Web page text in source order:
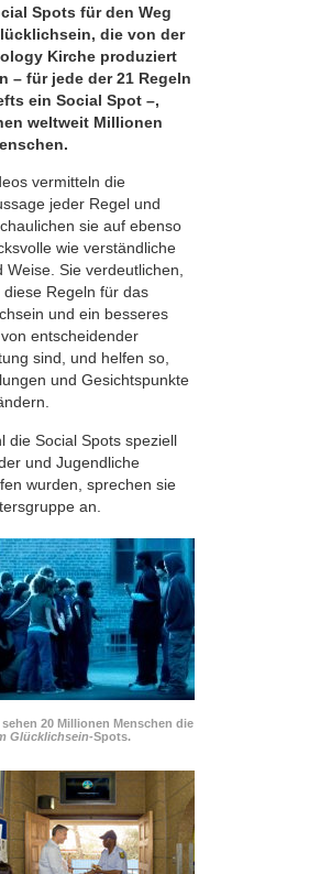
Spots für den Weg
die von der
Kirche produziert
– für jede der 21 Regeln
ein Social Spot –,
weltweit Millionen
vermitteln die
jeder Regel und
sie auf ebenso
wie verständliche
Weise. Sie verdeutlichen,
diese Regeln für das
und ein besseres
entscheidender
sind, und helfen so,
und Gesichtspunkte
die Social Spots speziell
und Jugendliche
wurden, sprechen sie
an.
20 Millionen Menschen die
Glücklichsein-Spots.